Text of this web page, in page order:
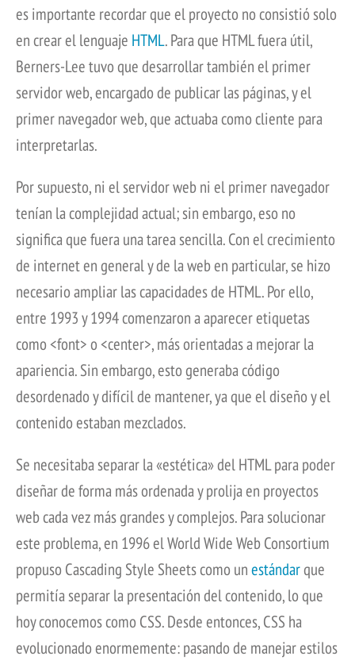
es importante recordar que el proyecto no consistió solo
en crear el lenguaje HTML. Para que HTML fuera útil,
Berners-Lee tuvo que desarrollar también el primer
servidor web, encargado de publicar las páginas, y el
primer navegador web, que actuaba como cliente para
interpretarlas.
Por supuesto, ni el servidor web ni el primer navegador
tenían la complejidad actual; sin embargo, eso no
significa que fuera una tarea sencilla. Con el crecimiento
de internet en general y de la web en particular, se hizo
necesario ampliar las capacidades de HTML. Por ello,
entre 1993 y 1994 comenzaron a aparecer etiquetas
como <font> o <center>, más orientadas a mejorar la
apariencia. Sin embargo, esto generaba código
desordenado y difícil de mantener, ya que el diseño y el
contenido estaban mezclados.
Se necesitaba separar la «estética» del HTML para poder
diseñar de forma más ordenada y prolija en proyectos
web cada vez más grandes y complejos. Para solucionar
este problema, en 1996 el World Wide Web Consortium
propuso Cascading Style Sheets como unestándarque
permitía separar la presentación del contenido, lo que
hoy conocemos como CSS. Desde entonces, CSS ha
evolucionado enormemente: pasando de manejar estilos